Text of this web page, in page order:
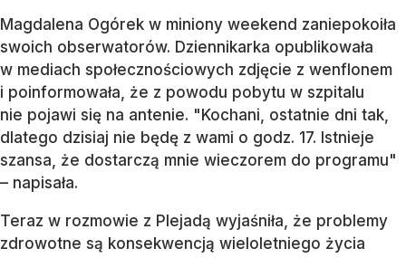
Magdalena Ogórek w miniony weekend zaniepokoiła
swoich obserwatorów. Dziennikarka opublikowała
w mediach społecznościowych zdjęcie z wenflonem
i poinformowała, że z powodu pobytu w szpitalu
nie pojawi się na antenie. "Kochani, ostatnie dni tak,
dlatego dzisiaj nie będę z wami o godz. 17. Istnieje
szansa, że dostarczą mnie wieczorem do programu"
– napisała.
Teraz w rozmowie z Plejadą wyjaśniła, że problemy
zdrowotne są konsekwencją wieloletniego życia